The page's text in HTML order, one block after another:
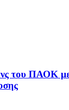
του ΠΑΟΚ